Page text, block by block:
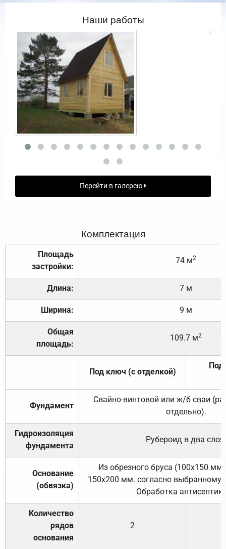
Наши работы
Перейти в галерею
Комплектация
Площадь
застройки:
74 м2
Длина: 7 м
Ширина: 9 м
Общая
площадь:
109.7 м2
Под ключ (с отделкой)
Под
Фундамент
Свайно-винтовой или ж/б сваи
отдельно).
Гидроизоляция
фундамента
Рубероид в два слоя.
Основание
(обвязка)
Из обрезного бруса (100х150
150х200 мм. согласно выбранному
Обработка
Количество
рядов
основания
2